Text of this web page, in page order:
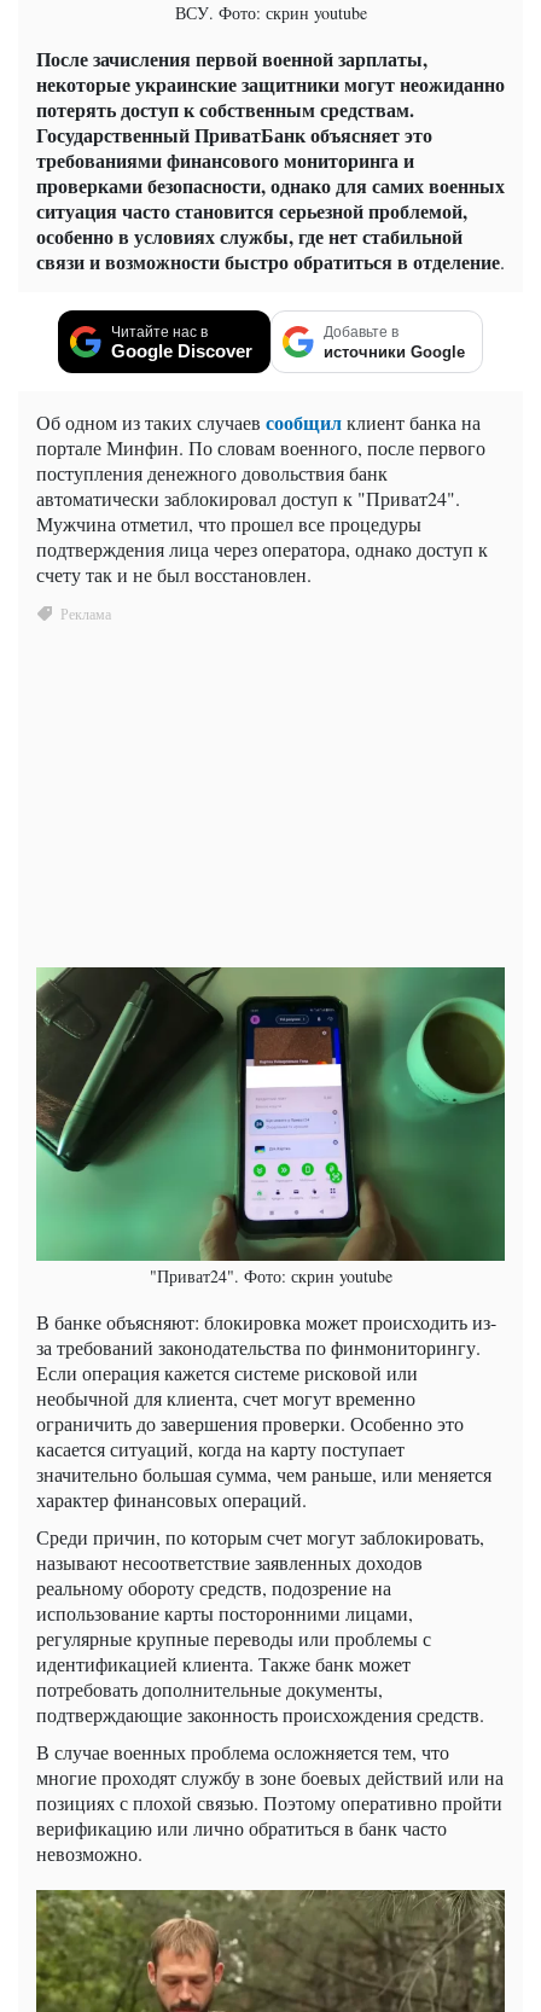
ВСУ. Фото: скрин youtube
После зачисления первой военной зарплаты,
некоторые украинские защитники могут неожиданно
потерять доступ к собственным средствам.
Государственный ПриватБанк объясняет это
требованиями финансового мониторинга и
проверками безопасности, однако для самих военных
ситуация часто становится серьезной проблемой,
особенно в условиях службы, где нет стабильной
связи и возможности быстро обратиться в отделение.
Читайте нас в
Google Discover
Добавьте в
источники Google
Об одном из таких случаев сообщилклиент банка на
портале Минфин. По словам военного, после первого
поступления денежного довольствия банк
автоматически заблокировал доступ к "Приват24".
Мужчина отметил, что прошел все процедуры
подтверждения лица через оператора, однако доступ к
счету так и не был восстановлен.
"Приват24". Фото: скрин youtube
В банке объясняют: блокировка может происходить из-
за требований законодательства по финмониторингу.
Если операция кажется системе рисковой или
необычной для клиента, счет могут временно
ограничить до завершения проверки. Особенно это
касается ситуаций, когда на карту поступает
значительно большая сумма, чем раньше, или меняется
характер финансовых операций.
Среди причин, по которым счет могут заблокировать,
называют несоответствие заявленных доходов
реальному обороту средств, подозрение на
использование карты посторонними лицами,
регулярные крупные переводы или проблемы с
идентификацией клиента. Также банк может
потребовать дополнительные документы,
подтверждающие законность происхождения средств.
В случае военных проблема осложняется тем, что
многие проходят службу в зоне боевых действий или на
позициях с плохой связью. Поэтому оперативно пройти
верификацию или лично обратиться в банк часто
невозможно.